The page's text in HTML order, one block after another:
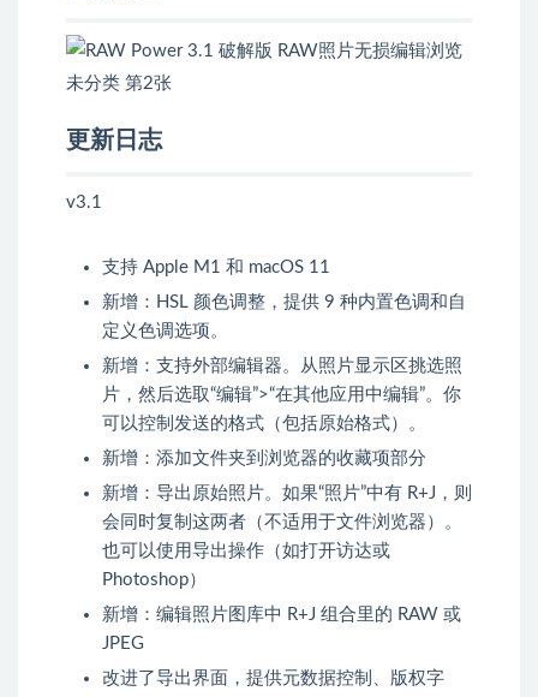
更新日志
v3.1
支持 Apple M1 和 macOS 11
新增：HSL 颜色调整，提供 9 种内置色调和自
定义色调选项。
新增：支持外部编辑器。从照片显示区挑选照
片，然后选取“编辑”>“在其他应用中编辑”。你
可以控制发送的格式（包括原始格式）。
新增：添加文件夹到浏览器的收藏项部分
新增：导出原始照片。如果“照片”中有 R+J，则
会同时复制这两者（不适用于文件浏览器）。
也可以使用导出操作（如打开访达或
Photoshop）
新增：编辑照片图库中 R+J 组合里的 RAW 或
JPEG
改进了导出界面，提供元数据控制、版权字